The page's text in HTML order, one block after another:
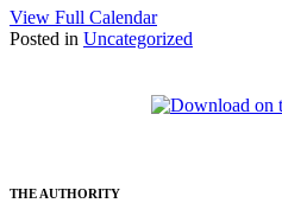
View Full Calendar
Posted in Uncategorized
THE AUTHORITY